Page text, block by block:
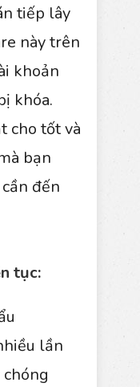
tiếp lây
này trên
khoản
khóa.
cho tốt và
bạn
đến
tục:
lần